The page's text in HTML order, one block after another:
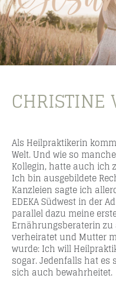
CHRISTINE
Als Heilpraktikerin
Welt. Und wie so
Kollegin, hatte auch ich
Ich bin ausgebildete
Kanzleien sagte ich
EDEKA Südwest in der
parallel dazu meine
Ernährungsberaterin
verheiratet und Mutter
wurde: Ich will
sogar. Jedenfalls hat
sich auch bewahrheitet.